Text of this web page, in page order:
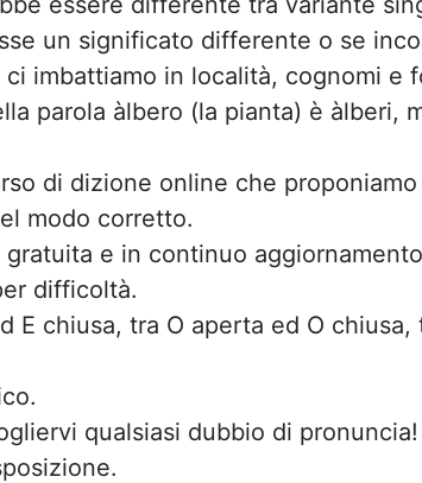
un significato differente o se
imbattiamo in località, cognomi e
parola àlbero (la pianta) è àlberi,
di dizione online che
modo corretto.
e in continuo
difficoltà.
E chiusa, tra O aperta ed O
qualsiasi dubbio di pronuncia!